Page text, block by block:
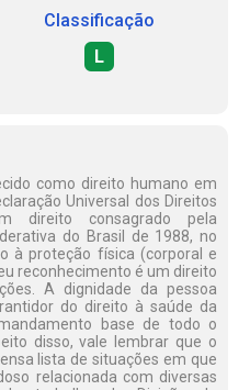
Classificação
L
como direito humano em
Universal dos Direitos
direito consagrado pela
do Brasil de 1988, no
à proteção física (corporal e
reconhecimento é um direito
A dignidade da pessoa
do direito à saúde da
base de todo o
disso, vale lembrar que o
lista de situações em que
relacionada com diversas